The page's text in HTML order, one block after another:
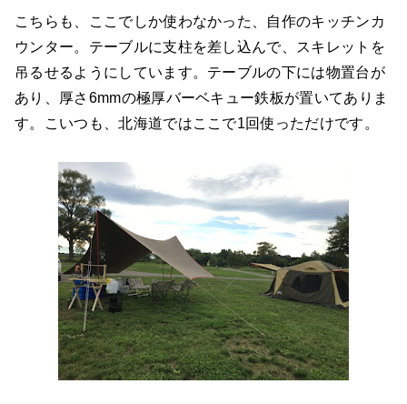
こちらも、ここでしか使わなかった、自作のキッチンカ
ウンター。テーブルに支柱を差し込んで、スキレットを
吊るせるようにしています。テーブルの下には物置台が
あり、厚さ6mmの極厚バーベキュー鉄板が置いてありま
す。こいつも、北海道ではここで1回使っただけです。